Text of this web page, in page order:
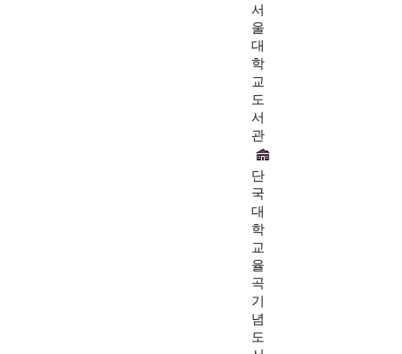
서
울
대
학
교
도
서
관
단
국
대
학
교
율
곡
기
념
도